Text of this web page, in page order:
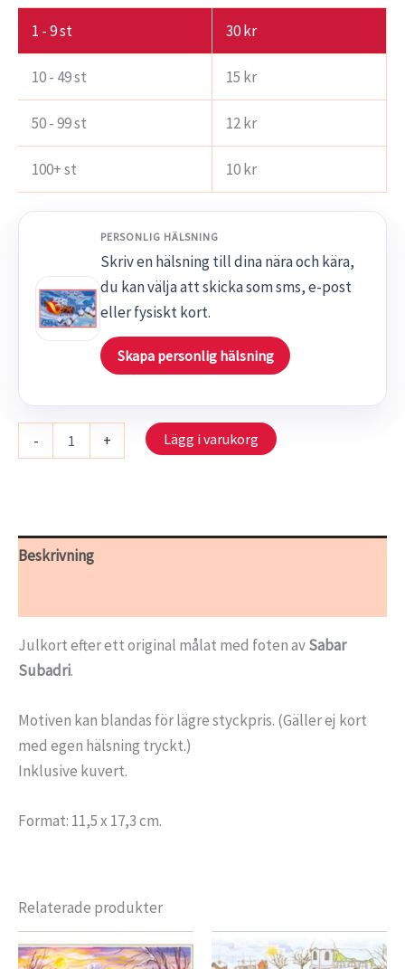
1 - 9st 30kr
10 - 49 st 15 kr
50 - 99 st 12kr
100+ st 10kr
PERSONLIG HÄLSNING
Skriv en hälsning till dina nära och kära,
du kan välja att skicka som sms, e-post
eller fysiskt kort.
Skapa personlig hälsning
-
2411
mängd
+ Lägg i varukorg
Beskrivning
Julkort efter ett original målat med foten avSabar
Subadri.
Motiven kan blandas för lägre styckpris. (Gäller ej kort
med egen hälsning tryckt.)
Inklusive kuvert.
Format: 11,5 x 17,3 cm.
Relaterade produkter